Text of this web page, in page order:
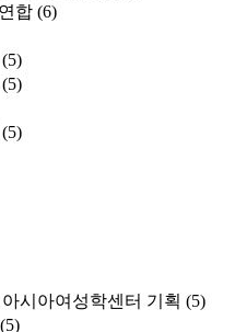
합 (6)
(5)
(5)
(5)
시아여성학센터 기획 (5)
(5)